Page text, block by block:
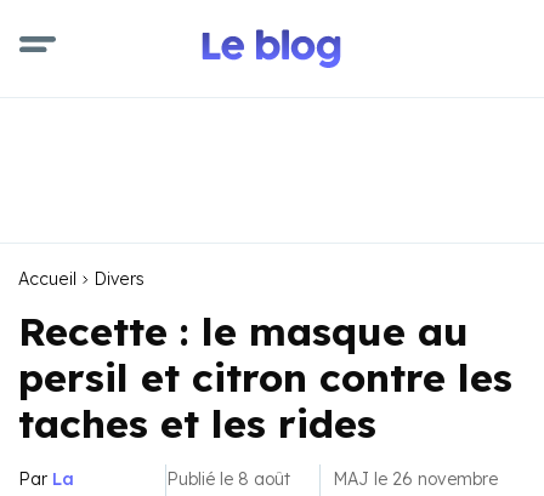
Accueil Divers
Recette : le masque au
persil et citron contre les
taches et les rides
Par La
Publié le 8 août
MAJ le 26 novembre